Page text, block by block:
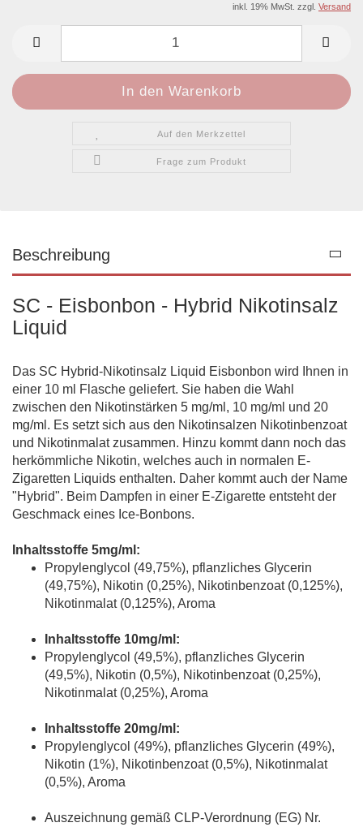
inkl. 19% MwSt. zzgl. Versand
Auf den Merkzettel
Frage zum Produkt
Beschreibung
SC - Eisbonbon - Hybrid Nikotinsalz
Liquid
Das SC Hybrid-Nikotinsalz Liquid Eisbonbon wird Ihnen in
einer 10 ml Flasche geliefert. Sie haben die Wahl
zwischen den Nikotinstärken 5 mg/ml, 10 mg/ml und 20
mg/ml. Es setzt sich aus den Nikotinsalzen Nikotinbenzoat
und Nikotinmalat zusammen. Hinzu kommt dann noch das
herkömmliche Nikotin, welches auch in normalen E-
Zigaretten Liquids enthalten. Daher kommt auch der Name
"Hybrid". Beim Dampfen in einer E-Zigarette entsteht der
Geschmack eines Ice-Bonbons.
Inhaltsstoffe 5mg/ml:
Propylenglycol (49,75%), pflanzliches Glycerin
(49,75%), Nikotin (0,25%), Nikotinbenzoat (0,125%),
Nikotinmalat (0,125%), Aroma
Inhaltsstoffe 10mg/ml:
Propylenglycol (49,5%), pflanzliches Glycerin
(49,5%), Nikotin (0,5%), Nikotinbenzoat (0,25%),
Nikotinmalat (0,25%), Aroma
Inhaltsstoffe 20mg/ml:
Propylenglycol (49%), pflanzliches Glycerin (49%),
Nikotin (1%), Nikotinbenzoat (0,5%), Nikotinmalat
(0,5%), Aroma
Auszeichnung gemäß CLP-Verordnung (EG) Nr.